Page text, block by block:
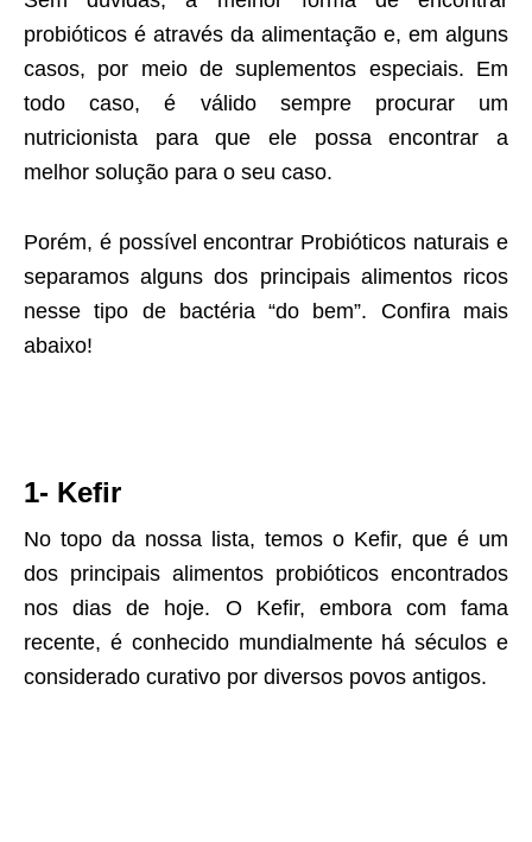
probióticos é através da alimentação e, em alguns
casos, por meio de suplementos especiais. Em
todo caso, é válido sempre procurar um
nutricionista para que ele possa encontrar a
melhor solução para o seu caso.
Porém, é possível encontrar Probióticos naturais e
separamos alguns dos principais alimentos ricos
nesse tipo de bactéria “do bem”. Confira mais
abaixo!
1- Kefir
No topo da nossa lista, temos o Kefir, que é um
dos principais alimentos probióticos encontrados
nos dias de hoje. O Kefir, embora com fama
recente, é conhecido mundialmente há séculos e
considerado curativo por diversos povos antigos.